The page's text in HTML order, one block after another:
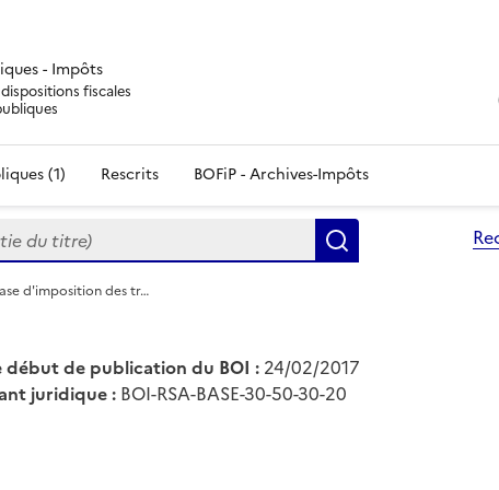
- Impôts
fiscales
(1) Rescrits BOFiP - Archives-Impôts
du titre)
d'imposition des tr…
début de publication du BOI : 24/02/2017
juridique : BOI-RSA-BASE-30-50-30-20